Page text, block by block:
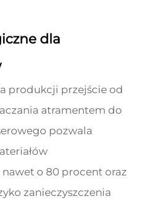
dla
produkcji przejście od
atramentem do
pozwala
o 80 procent oraz
zanieczyszczenia